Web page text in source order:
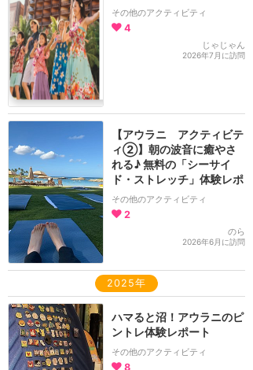
その他のアクティビティ
4
じゃじゃん
2026年7月に訪問
【アウラニ アクティビテ
ィ②】朝の波音に癒やさ
れる♪ 無料の「シーサイ
ド・ストレッチ」体験レポ
その他のアクティビティ
2
のら
2026年6月に訪問
2025年
ハマると沼！アウラニのピ
ントレ体験レポート
その他のアクティビティ
8